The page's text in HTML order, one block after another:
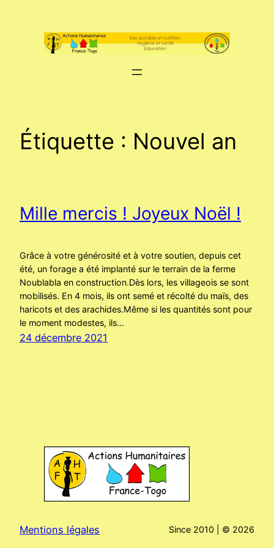
Étiquette : Nouvel an
Mille mercis ! Joyeux Noël !
Grâce à votre générosité et à votre soutien, depuis cet
été, un forage a été implanté sur le terrain de la ferme
Noublabla en construction.Dès lors, les villageois se sont
mobilisés. En 4 mois, ils ont semé et récolté du maïs, des
haricots et des arachides.Même si les quantités sont pour
le moment modestes, ils…
24 décembre 2021
Mentions légales Since 2010 | © 2026